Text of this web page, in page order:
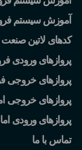
آموزش سیستم
کدهای لاتین صنعت
پروازهای ورودی
پروازهای خروجی
پروازهای خروجی
پروازهای ورودی
تماس با ما